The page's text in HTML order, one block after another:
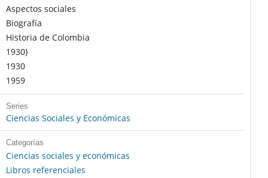
Aspectos sociales
Biografía
Historia de Colombia
1930}
1930
1959
Series
Ciencias Sociales y Económicas
Categorías
Ciencias sociales y económicas
Libros referenciales